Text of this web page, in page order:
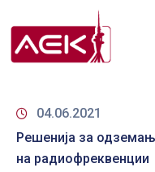
ЗА
ДОКУМЕНТИ
04.06.2021
Решенија за
на радиофреквенции